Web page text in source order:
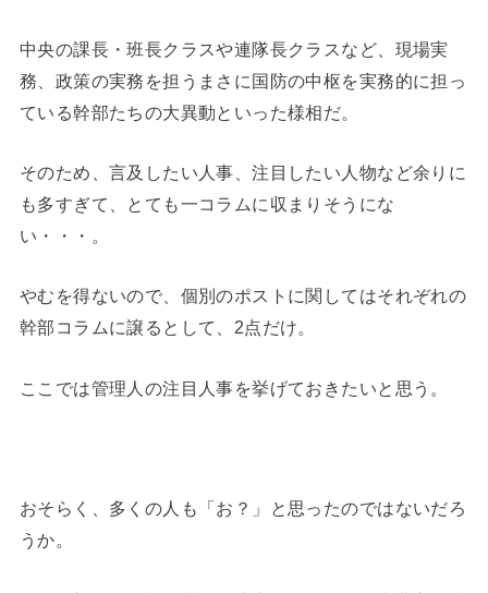
中央の課長・班長クラスや連隊長クラスなど、現場実
務、政策の実務を担うまさに国防の中枢を実務的に担っ
ている幹部たちの大異動といった様相だ。
そのため、言及したい人事、注目したい人物など余りに
も多すぎて、とても一コラムに収まりそうにな
い・・・。
やむを得ないので、個別のポストに関してはそれぞれの
幹部コラムに譲るとして、2点だけ。
ここでは管理人の注目人事を挙げておきたいと思う。
おそらく、多くの人も「お？」と思ったのではないだろ
うか。